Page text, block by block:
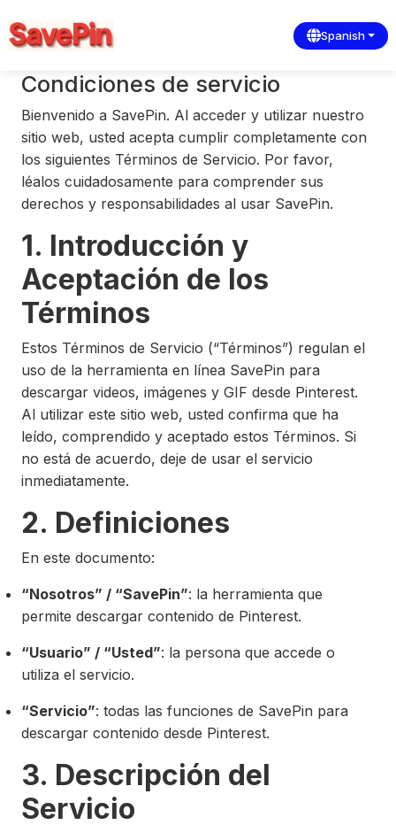
Spanish
Condiciones de servicio
Bienvenido a SavePin. Al acceder y utilizar nuestro
sitio web, usted acepta cumplir completamente con
los siguientes Términos de Servicio. Por favor,
léalos cuidadosamente para comprender sus
derechos y responsabilidades al usar SavePin.
1. Introducción y
Aceptación de los
Términos
Estos Términos de Servicio (“Términos”) regulan el
uso de la herramienta en línea SavePin para
descargar videos, imágenes y GIF desde Pinterest.
Al utilizar este sitio web, usted confirma que ha
leído, comprendido y aceptado estos Términos. Si
no está de acuerdo, deje de usar el servicio
inmediatamente.
2. Definiciones
En este documento:
“Nosotros” / “SavePin”: la herramienta que
permite descargar contenido de Pinterest.
“Usuario” / “Usted”: la persona que accede o
utiliza el servicio.
“Servicio”: todas las funciones de SavePin para
descargar contenido desde Pinterest.
3. Descripción del
Servicio